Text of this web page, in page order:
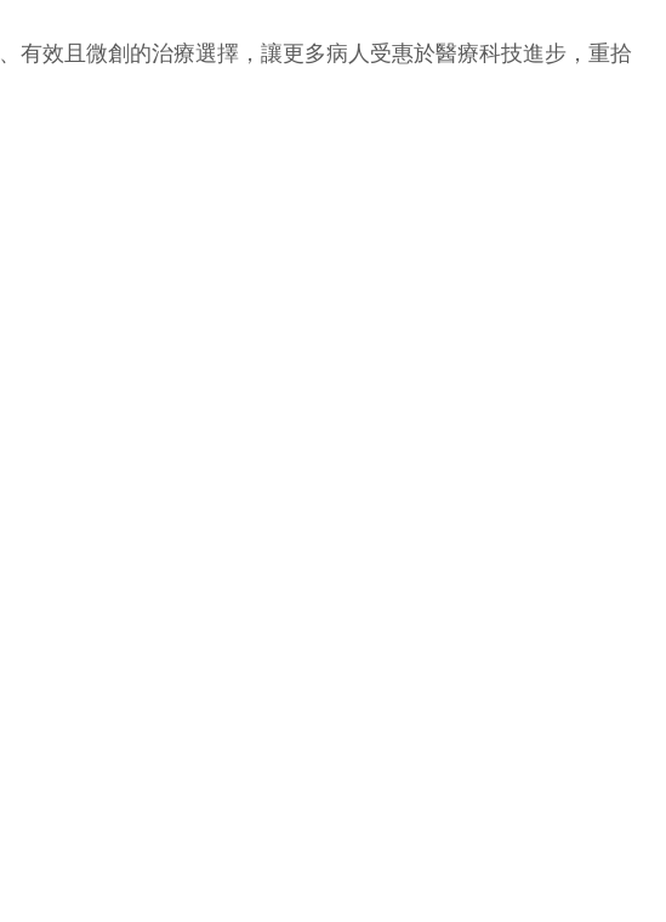
有效且微創的治療選擇，讓更多病人受惠於醫療科技進步，重拾